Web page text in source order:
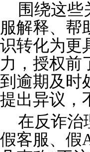
围绕这些
服解释、帮
识转化为更
力，授权前
到逾期及时
提出异议，
在反诈治
假客服、假